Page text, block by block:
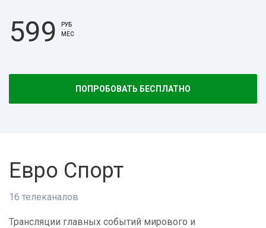
599
РУБ
МЕС
ПОПРОБОВАТЬ БЕСПЛАТНО
Евро Спорт
16 телеканалов
Трансляции главных событий мирового и